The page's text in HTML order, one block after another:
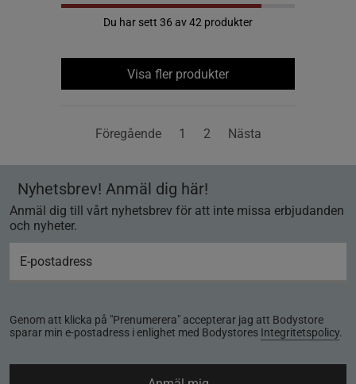
Du har sett 36 av 42 produkter
Visa fler produkter
Föregående 1 2 Nästa
Nyhetsbrev! Anmäl dig här!
Anmäl dig till vårt nyhetsbrev för att inte missa erbjudanden
och nyheter.
Genom att klicka på "Prenumerera" accepterar jag att Bodystore
sparar min e-postadress i enlighet med Bodystores Integritetspolicy.